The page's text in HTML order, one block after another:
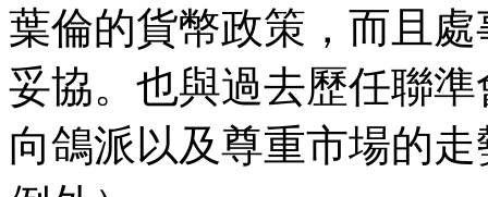
葉倫的貨幣政策，而且
妥協。也與過去歷任聯
向鴿派以及尊重市場的